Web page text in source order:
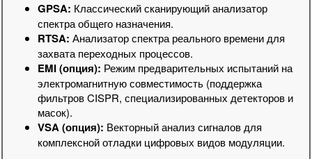
GPSA: Классический сканирующий анализатор
спектра общего назначения.
RTSA: Анализатор спектра реального времени для
захвата переходных процессов.
EMI (опция): Режим предварительных испытаний на
электромагнитную совместимость (поддержка
фильтров CISPR, специализированных детекторов и
масок).
VSA (опция): Векторный анализ сигналов для
комплексной отладки цифровых видов модуляции.